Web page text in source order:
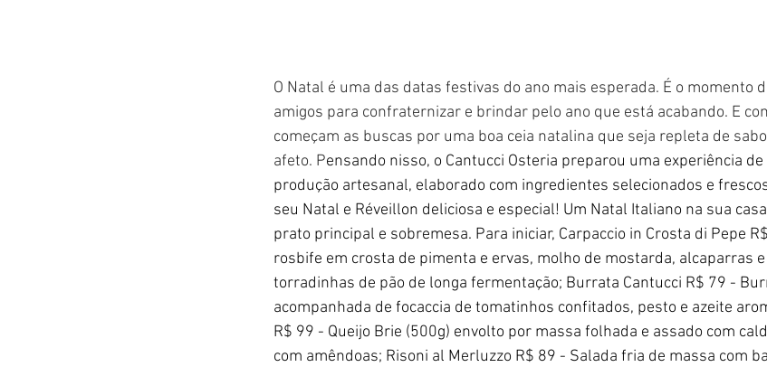
O Natal é uma das datas festivas do ano mais esperada. É o momento
amigos para confraternizar e brindar pelo ano que está acabando. E
começam as buscas por uma boa ceia natalina que seja repleta de
afeto. Pensando nisso, o Cantucci Osteria preparou uma experiência
produção artesanal, elaborado com ingredientes selecionados e
seu Natal e Réveillon deliciosa e especial! Um Natal Italiano na sua
prato principal e sobremesa. Para iniciar, Carpaccio in Crosta di Pepe
rosbife em crosta de pimenta e ervas, molho de mostarda, alcaparras
torradinhas de pão de longa fermentação; Burrata Cantucci R$ 79 -
acompanhada de focaccia de tomatinhos confitados, pesto e azeite
R$ 99 - Queijo Brie (500g) envolto por massa folhada e assado com
com amêndoas; Risoni al Merluzzo R$ 89 - Salada fria de massa com